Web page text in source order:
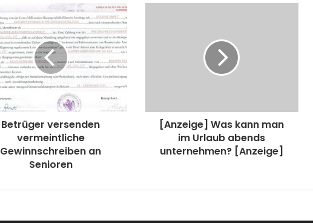
Betrüger versenden
vermeintliche
Gewinnschreiben an
Senioren
[Anzeige] Was kann man
im Urlaub abends
unternehmen? [Anzeige]